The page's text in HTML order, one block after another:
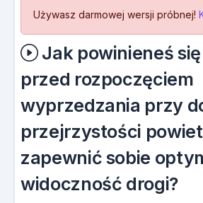
Używasz darmowej wersji próbnej!
Jak powinieneś
przed rozpoczęciem
wyprzedzania przy
przejrzystości
zapewnić sobie
widoczność drogi?